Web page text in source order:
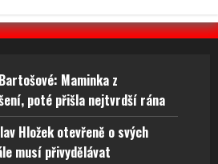
Maminka z
poté přišla nejtvrdší rána
Hložek otevřeně o svých
musí přivydělávat